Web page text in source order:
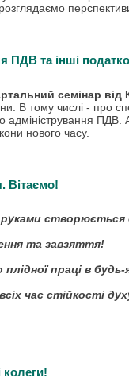
розглядаємо
ПДВ та інші
семінар від
В тому числі - про
адміністрування
нового часу.
Вітаємо!
створюється
та завзяття!
праці в
час стійкості
колеги!